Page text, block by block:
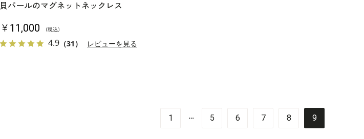
貝パールのマグネットネックレス
￥11,000 （税込）
4.9（31） レビューを見る
1 5 6 7 8 9